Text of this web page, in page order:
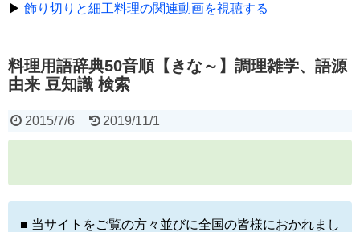
▶ 飾り切りと細工料理の関連動画を視聴する
料理用語辞典50音順【きな～】調理雑学、語源
由来 豆知識 検索
2015/7/6 2019/11/1
■ 当サイトをご覧の方々並びに全国の皆様におかれまし